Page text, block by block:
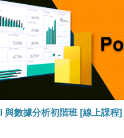
與數據分析初階班 [線上課程]